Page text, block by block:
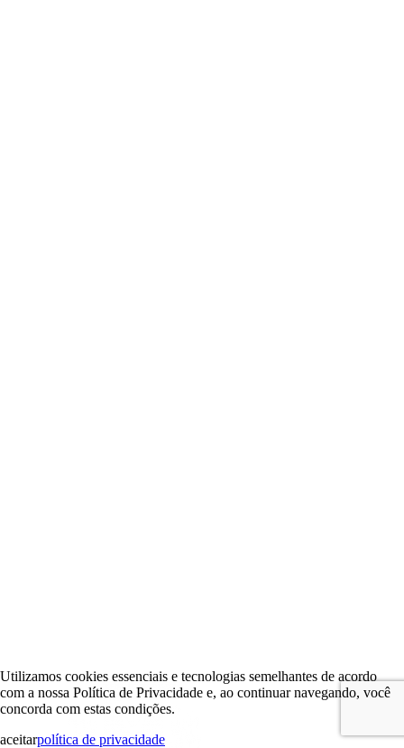
Utilizamos cookies essenciais e tecnologias semelhantes de acordo
com a nossa Política de Privacidade e, ao continuar navegando, você
concorda com estas condições.
aceitarpolítica de privacidade